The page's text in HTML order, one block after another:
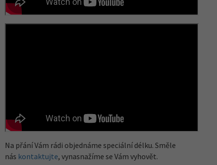
Na přání Vám rádi objednáme speciální délku. Směle
nás kontaktujte, vynasnažíme se Vám vyhovět.